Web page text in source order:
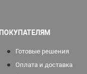
ПОКУПАТЕЛЯМ
Готовые решения
Оплата и доставка